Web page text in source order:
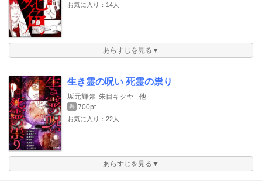
お気に入り：14人
あらすじを見る▼
生き霊の呪い 死霊の祟り
坂元輝弥 朱目キクヤ 他
巻 700pt
お気に入り：22人
あらすじを見る▼